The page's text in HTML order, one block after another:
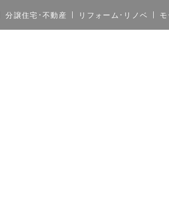
分譲住宅･不動産 リフォーム･リノベ